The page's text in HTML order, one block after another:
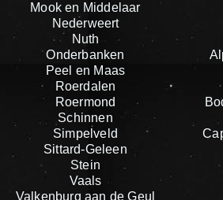
Mook en Middelaar
Nederweert
Nuth
Onderbanken
Peel en Maas
Roerdalen
Roermond
Schinnen
Simpelveld
Sittard-Geleen
Stein
Vaals
Valkenburg aan de Geul